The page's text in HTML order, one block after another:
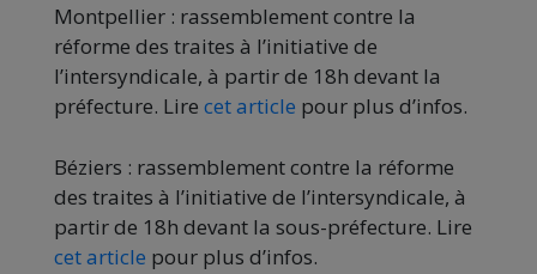
Montpellier : rassemblement contre la
réforme des traites à l’initiative de
l’intersyndicale, à partir de 18h devant la
préfecture. Lire cet article pour plus d’infos.
Béziers : rassemblement contre la réforme
des traites à l’initiative de l’intersyndicale, à
partir de 18h devant la sous-préfecture. Lire
cet article pour plus d’infos.